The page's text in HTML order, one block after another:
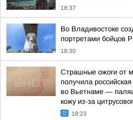
18:37
Во Владивостоке
портретами бойцов
18:30
Страшные ожоги от
получила
во Вьетнаме —
кожу из-за
18:23